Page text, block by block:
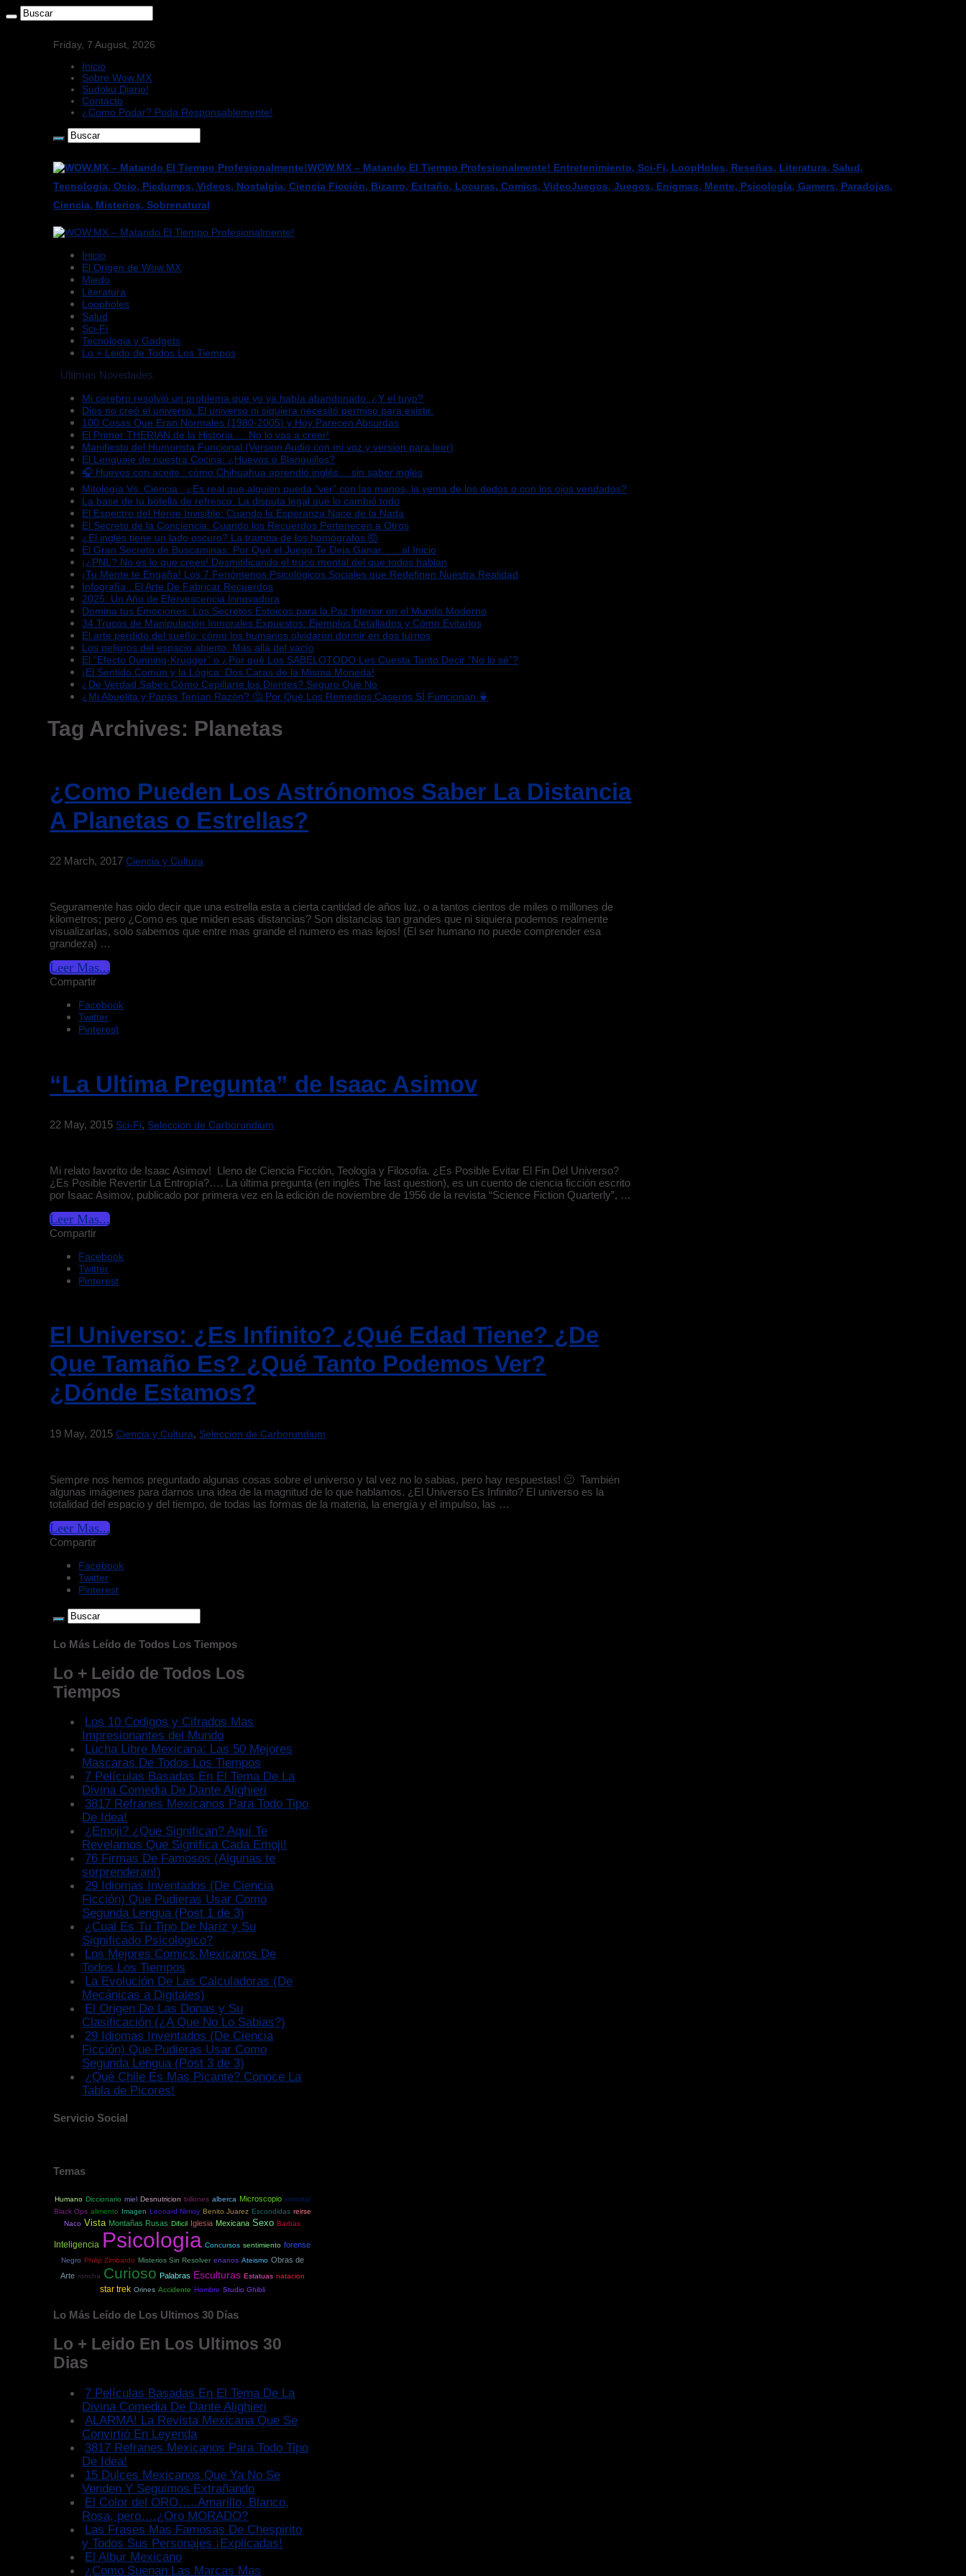
Friday, 7 August, 2026
Inicio
Sobre Wow.MX
Sudoku Diario!
Contacto
¿Como Podar? Poda Responsablemente!
WOW.MX – Matando El Tiempo Profesionalmente! Entretenimiento, Sci-Fi, LoopHoles, Reseñas, Literatura, Salud,
Tecnologia, Ocio, Picdumps, Videos, Nostalgia, Ciencia Ficción, Bizarro, Extraño, Locuras, Comics, VideoJuegos, Juegos, Enigmas, Mente, Psicología, Gamers, Paradojas,
Ciencia, Misterios, Sobrenatural
Inicio
El Origen de Wow.MX
Miedo
Literatura
Loopholes
Salud
Sci-Fi
Tecnologia y Gadgets
Lo + Leido de Todos Los Tiempos
Ultimas Novedades
Mi cerebro resolvió un problema que yo ya había abandonado. ¿Y el tuyo?
Dios no creó el universo. El universo ni siquiera necesitó permiso para existir.
100 Cosas Que Eran Normales (1980-2005) y Hoy Parecen Absurdas
El Primer THERIAN de la Historia…..No lo vas a creer!
Manifiesto del Humorista Funcional (Version Audio con mi voz y version para leer)
El Lenguaje de nuestra Cocina: ¿Huevos o Blanquillos?
🎧 Huevos con aceite : cómo Chihuahua aprendió inglés… sin saber inglés
Mitología Vs. Ciencia : ¿Es real que alguien pueda “ver” con las manos, la yema de los dedos o con los ojos vendados?
La base de tu botella de refresco: La disputa legal que lo cambió todo
El Espectro del Héroe Invisible: Cuando la Esperanza Nace de la Nada
El Secreto de la Conciencia: Cuando los Recuerdos Pertenecen a Otros
¿El inglés tiene un lado oscuro? La trampa de los homógrafos 🤯
El Gran Secreto de Buscaminas: Por Qué el Juego Te Deja Ganar……al Inicio
¡¿PNL? No es lo que crees! Desmitificando el truco mental del que todos hablan
¡Tu Mente te Engaña! Los 7 Fenómenos Psicológicos Sociales que Redefinen Nuestra Realidad
Infografía : El Arte De Fabricar Recuerdos
2025: Un Año de Efervescencia Innovadora
Domina tus Emociones: Los Secretos Estoicos para la Paz Interior en el Mundo Moderno
34 Trucos de Manipulación Inmorales Expuestos: Ejemplos Detallados y Cómo Evitarlos
El arte perdido del sueño: cómo los humanos olvidaron dormir en dos turnos
Los peligros del espacio abierto: Más allá del vacío
El “Efecto Dunning-Krugger” o ¿Por qué Los SABELOTODO Les Cuesta Tanto Decir “No lo sé”?
¡El Sentido Común y la Lógica: Dos Caras de la Misma Moneda!
¿De Verdad Sabes Cómo Cepillarte los Dientes? Seguro Que No
¿Mi Abuelita y Papás Tenían Razón? 🤔 Por Qué Los Remedios Caseros SÍ Funcionan 🍵
Tag Archives: Planetas
¿Como Pueden Los Astrónomos Saber La Distancia
A Planetas o Estrellas?
22 March, 2017 Ciencia y Cultura
Seguramente has oido decir que una estrella esta a cierta cantidad de años luz, o a tantos cientos de miles o millones de
kilometros; pero ¿Como es que miden esas distancias? Son distancias tan grandes que ni siquiera podemos realmente
visualizarlas, solo sabemos que entre mas grande el numero es mas lejos! (El ser humano no puede comprender esa
grandeza) …
Leer Mas...
Compartir
Facebook
Twitter
Pinterest
“La Ultima Pregunta” de Isaac Asimov
22 May, 2015 Sci-Fi, Seleccion de Carborundium
Mi relato favorito de Isaac Asimov! Lleno de Ciencia Ficción, Teología y Filosofía. ¿Es Posible Evitar El Fin Del Universo?
¿Es Posible Revertir La Entropía?…. La última pregunta (en inglés The last question), es un cuento de ciencia ficción escrito
por Isaac Asimov, publicado por primera vez en la edición de noviembre de 1956 de la revista “Science Fiction Quarterly”, …
Leer Mas...
Compartir
Facebook
Twitter
Pinterest
El Universo: ¿Es Infinito? ¿Qué Edad Tiene? ¿De
Que Tamaño Es? ¿Qué Tanto Podemos Ver?
¿Dónde Estamos?
19 May, 2015 Ciencia y Cultura, Seleccion de Carborundium
Siempre nos hemos preguntado algunas cosas sobre el universo y tal vez no lo sabias, pero hay respuestas! 🙂 También
algunas imágenes para darnos una idea de la magnitud de lo que hablamos. ¿El Universo Es Infinito? El universo es la
totalidad del espacio y del tiempo, de todas las formas de la materia, la energía y el impulso, las …
Leer Mas...
Compartir
Facebook
Twitter
Pinterest
Lo Más Leído de Todos Los Tiempos
Lo + Leido de Todos Los
Tiempos
Los 10 Codigos y Cifrados Mas
Impresionantes del Mundo
Lucha Libre Mexicana: Las 50 Mejores
Mascaras De Todos Los Tiempos
7 Películas Basadas En El Tema De La
Divina Comedia De Dante Alighieri
3817 Refranes Mexicanos Para Todo Tipo
De Idea!
¿Emoji? ¿Que Significan? Aquí Te
Revelamos Que Significa Cada Emoji!
76 Firmas De Famosos (Algunas te
sorprenderan!)
29 Idiomas Inventados (De Ciencia
Ficción) Que Pudieras Usar Como
Segunda Lengua (Post 1 de 3)
¿Cual Es Tu Tipo De Nariz y Su
Significado Psicologico?
Los Mejores Comics Mexicanos De
Todos Los Tiempos
La Evolución De Las Calculadoras (De
Mecánicas a Digitales)
El Origen De Las Donas y Su
Clasificación (¿A Que No Lo Sabias?)
29 Idiomas Inventados (De Ciencia
Ficción) Que Pudieras Usar Como
Segunda Lengua (Post 3 de 3)
¿Qué Chile Es Mas Picante? Conoce La
Tabla de Picores!
Servicio Social
Temas
Humano Diccionario miel Desnutricion billones alberca Microscopio inmortal
Black Ops alimento Imagen Leonard Nimoy Benito Juarez Escondidas reirse
Naco Vista Montañas Rusas Dificil Iglesia Mexicana Sexo Barbas
Inteligencia Psicologia Concursos sentimiento forense
Negro Philip Zimbardo Misterios Sin Resolver enanos Ateismo Obras de
Arte roncha Curioso Palabras Esculturas Estatuas natacion
star trek Orines Accidente Hombre Studio Ghibli
Lo Más Leído de Los Ultimos 30 Días
Lo + Leido En Los Ultimos 30
Dias
7 Películas Basadas En El Tema De La
Divina Comedia De Dante Alighieri
ALARMA! La Revista Mexicana Que Se
Convirtió En Leyenda
3817 Refranes Mexicanos Para Todo Tipo
De Idea!
15 Dulces Mexicanos Que Ya No Se
Venden Y Seguimos Extrañando
El Color del ORO…..Amarillo, Blanco,
Rosa, pero….¿Oro MORADO?
Las Frases Mas Famosas De Chespirito
y Todos Sus Personajes ¡Explicadas!
El Albur Mexicano
¿Como Suenan Las Marcas Mas